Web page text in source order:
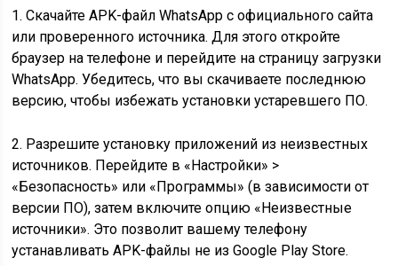
1. Скачайте APK-файл WhatsApp с официального сайта
или проверенного источника. Для этого откройте
браузер на телефоне и перейдите на страницу загрузки
WhatsApp. Убедитесь, что вы скачиваете последнюю
версию, чтобы избежать установки устаревшего ПО.
2. Разрешите установку приложений из неизвестных
источников. Перейдите в «Настройки» >
«Безопасность» или «Программы» (в зависимости от
версии ПО), затем включите опцию «Неизвестные
источники». Это позволит вашему телефону
устанавливать APK-файлы не из Google Play Store.